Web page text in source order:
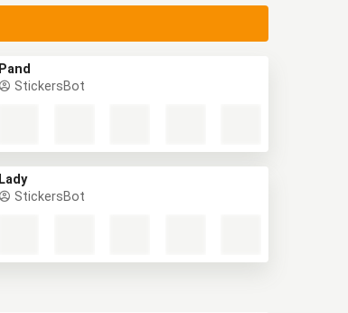
Pand
StickersBot
Lady
StickersBot